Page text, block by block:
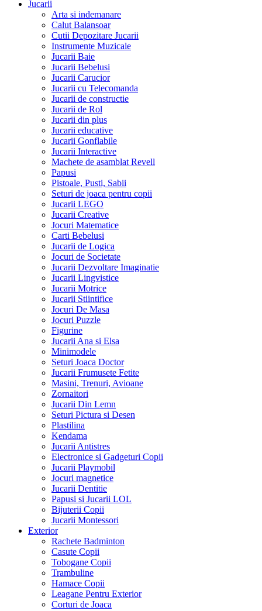
Jucarii
Arta si indemanare
Calut Balansoar
Cutii Depozitare Jucarii
Instrumente Muzicale
Jucarii Baie
Jucarii Bebelusi
Jucarii Carucior
Jucarii cu Telecomanda
Jucarii de constructie
Jucarii de Rol
Jucarii din plus
Jucarii educative
Jucarii Gonflabile
Jucarii Interactive
Machete de asamblat Revell
Papusi
Pistoale, Pusti, Sabii
Seturi de joaca pentru copii
Jucarii LEGO
Jucarii Creative
Jocuri Matematice
Carti Bebelusi
Jucarii de Logica
Jocuri de Societate
Jucarii Dezvoltare Imaginatie
Jucarii Lingvistice
Jucarii Motrice
Jucarii Stiintifice
Jocuri De Masa
Jocuri Puzzle
Figurine
Jucarii Ana si Elsa
Minimodele
Seturi Joaca Doctor
Jucarii Frumusete Fetite
Masini, Trenuri, Avioane
Zornaitori
Jucarii Din Lemn
Seturi Pictura si Desen
Plastilina
Kendama
Jucarii Antistres
Electronice si Gadgeturi Copii
Jucarii Playmobil
Jocuri magnetice
Jucarii Dentitie
Papusi si Jucarii LOL
Bijuterii Copii
Jucarii Montessori
Exterior
Rachete Badminton
Casute Copii
Tobogane Copii
Trambuline
Hamace Copii
Leagane Pentru Exterior
Corturi de Joaca